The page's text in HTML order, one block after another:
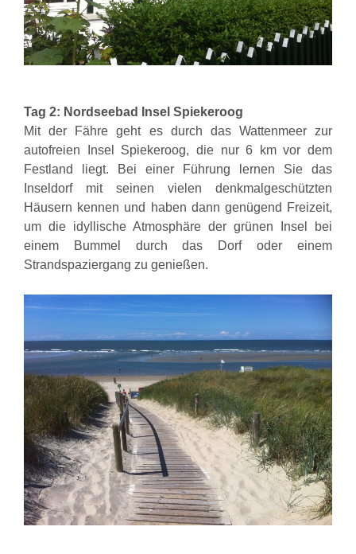
Tag 2: Nordseebad Insel Spiekeroog
Mit der Fähre geht es durch das Wattenmeer zur
autofreien Insel Spiekeroog, die nur 6 km vor dem
Festland liegt. Bei einer Führung lernen Sie das
Inseldorf mit seinen vielen denkmalgeschützten
Häusern kennen und haben dann genügend Freizeit,
um die idyllische Atmosphäre der grünen Insel bei
einem Bummel durch das Dorf oder einem
Strandspaziergang zu genießen.